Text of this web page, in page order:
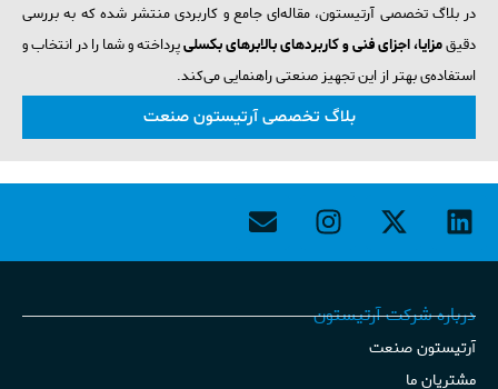
در بلاگ تخصصی آرتیستون، مقاله‌ای جامع و کاربردی منتشر شده که به بررسی
دقیقمزایا، اجزای فنی و کاربردهای بالابرهای بکسلیپرداخته و شما را در انتخاب و
استفاده‌ی بهتر از این تجهیز صنعتی راهنمایی می‌کند.
بلاگ تخصصی آرتیستون صنعت
درباره شرکت آرتیستون
آرتیستون صنعت
مشتریان ما